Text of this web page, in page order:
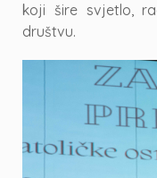
koji šire svjetlo,
društvu.